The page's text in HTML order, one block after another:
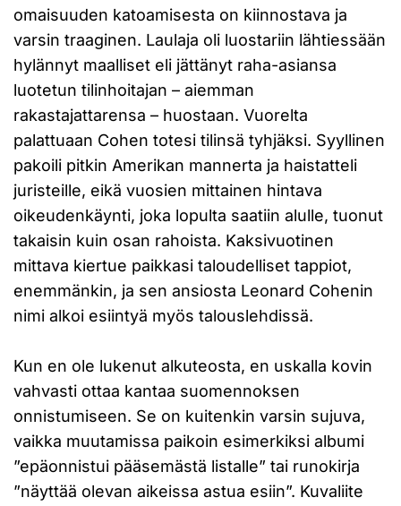
omaisuuden katoamisesta on kiinnostava ja
varsin traaginen. Laulaja oli luostariin lähtiessään
hylännyt maalliset eli jättänyt raha-asiansa
luotetun tilinhoitajan – aiemman
rakastajattarensa – huostaan. Vuorelta
palattuaan Cohen totesi tilinsä tyhjäksi. Syyllinen
pakoili pitkin Amerikan mannerta ja haistatteli
juristeille, eikä vuosien mittainen hintava
oikeudenkäynti, joka lopulta saatiin alulle, tuonut
takaisin kuin osan rahoista. Kaksivuotinen
mittava kiertue paikkasi taloudelliset tappiot,
enemmänkin, ja sen ansiosta Leonard Cohenin
nimi alkoi esiintyä myös talouslehdissä.
Kun en ole lukenut alkuteosta, en uskalla kovin
vahvasti ottaa kantaa suomennoksen
onnistumiseen. Se on kuitenkin varsin sujuva,
vaikka muutamissa paikoin esimerkiksi albumi
”epäonnistui pääsemästä listalle” tai runokirja
”näyttää olevan aikeissa astua esiin”. Kuvaliite